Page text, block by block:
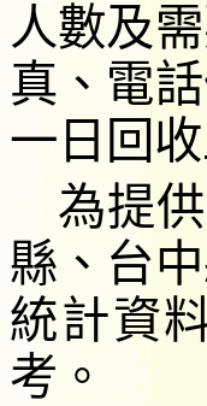
人數及
真、 電
一日回
為提供
縣、台
統計資
考。